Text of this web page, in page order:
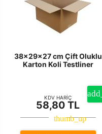
38x29x27 cm Çift Oluklu
Karton Koli Testliner
KDV HARİÇ
58,80 TL